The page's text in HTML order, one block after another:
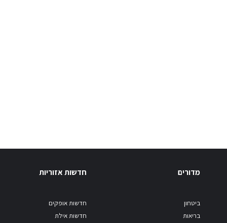
מדורים
ביטחון
בריאות
חדשות אזוריות
חדשות אופקים
חדשות אילת